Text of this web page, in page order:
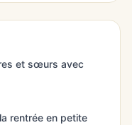
et sœurs avec
rentrée en petite